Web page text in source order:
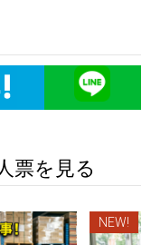
票を見る
NEW!